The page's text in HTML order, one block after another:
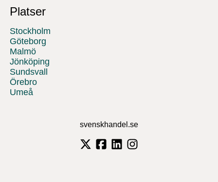
Platser
Stockholm
Göteborg
Malmö
Jönköping
Sundsvall
Örebro
Umeå
svenskhandel.se